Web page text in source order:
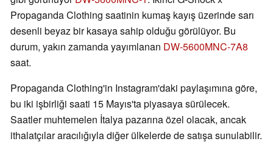
Propaganda Clothing saatinin kumaş kayış üzerinde sarı
desenli beyaz bir kasaya sahip olduğu görülüyor. Bu
durum, yakın zamanda yayımlanan DW-5600MNC-7A8
saat.
Propaganda Clothing'in Instagram'daki paylaşımına göre,
bu iki işbirliği saati 15 Mayıs'ta piyasaya sürülecek.
Saatler muhtemelen İtalya pazarına özel olacak, ancak
ithalatçılar aracılığıyla diğer ülkelerde de satışa sunulabilir.